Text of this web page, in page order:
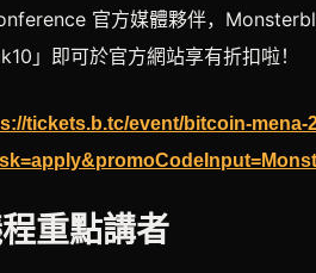
官方媒體夥伴，
」即可於官方網站享有折扣啦！
tickets.b.tc/event/bitcoin-mena-
重點講者